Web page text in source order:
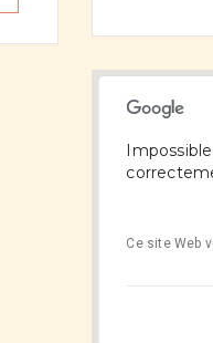
Ce site Web